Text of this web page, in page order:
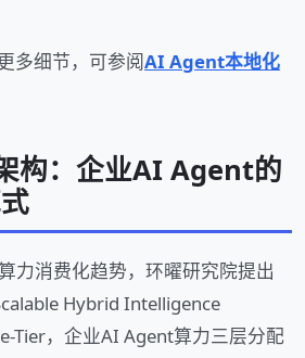
多细节，可参阅AI Agent本地化
构：企业AI Agent的
力消费化趋势，环曜研究院提出
Hybrid Intelligence
Tier，企业AI Agent算力三层分配